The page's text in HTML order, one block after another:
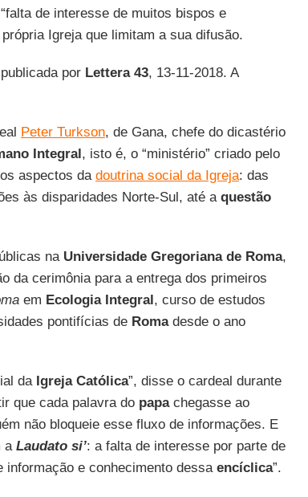
de interesse de muitos bispos e
Igreja que limitam a sua difusão.
por Lettera 43, 13-11-2018. A
Peter Turkson, de Gana, chefe do dicastério
Integral, isto é, o “ministério” criado pelo
aspectos da doutrina social da Igreja: das
às disparidades Norte-Sul, até a questão
na Universidade Gregoriana de Roma,
da cerimônia para a entrega dos primeiros
em Ecologia Integral, curso de estudos
pontifícias de Romadesde o ano
da Igreja Católica”, disse o cardeal durante
que cada palavra do papachegasse ao
não bloqueie esse fluxo de informações. E
a Laudato si’: a falta de interesse por parte de
informação e conhecimento dessa encíclica”.